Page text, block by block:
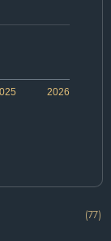
2026
(77)